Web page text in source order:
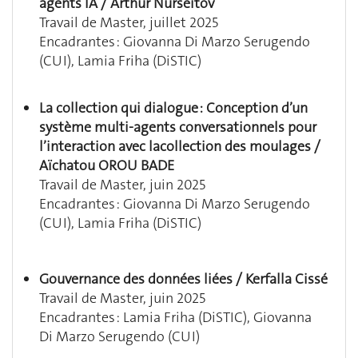
Travail de Master, juillet 2025
Encadrantes : Giovanna Di Marzo Serugendo
(CUI), Lamia Friha (DiSTIC)
La collection qui dialogue : Conception d’un
système multi-agents conversationnels pour
l’interaction avec lacollection des moulages /
Aïchatou OROU BADE
Travail de Master, juin 2025
Encadrantes : Giovanna Di Marzo Serugendo
(CUI), Lamia Friha (DiSTIC)
Gouvernance des données liées / Kerfalla Cissé
Travail de Master, juin 2025
Encadrantes : Lamia Friha (DiSTIC), Giovanna
Di Marzo Serugendo (CUI)